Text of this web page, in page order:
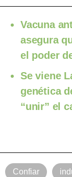
Vacuna
asegura
el poder
Se viene
genética
“unir” el
Confiar